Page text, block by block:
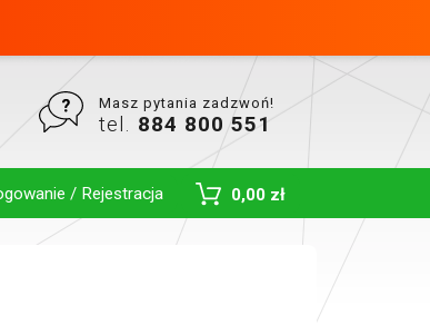
Masz pytania zadzwoń!
tel. 884 800 551
/ Rejestracja 0,00 zł
Toggle Dropdown